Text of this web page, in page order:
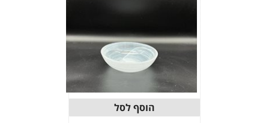
הוסף לסל